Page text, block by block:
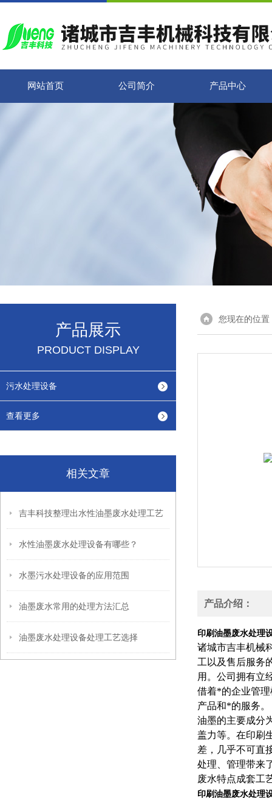
网站首页 公司简介 产品中心
产品展示
PRODUCT DISPLAY
污水处理设备
查看更多
相关文章
吉丰科技整理出水性油墨废水处理工艺
水性油墨废水处理设备有哪些？
水墨污水处理设备的应用范围
油墨废水常用的处理方法汇总
油墨废水处理设备处理工艺选择
您现在的位置
产品介绍：
印刷油墨废水处理
诸城市吉丰机械
工以及售后服务
用。公司拥有立
借着*的企业管
产品和*的服务。
油墨的主要成分
盖力等。在印刷
差，几乎不可直
处理、管理带来
废水特点成套工
印刷油墨废水处理